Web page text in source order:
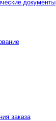
документы
заказа